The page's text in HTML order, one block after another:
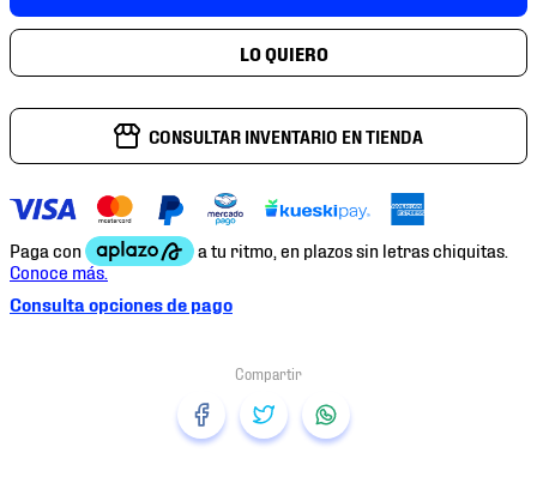
CONSULTAR INVENTARIO EN TIENDA
Consulta opciones de pago